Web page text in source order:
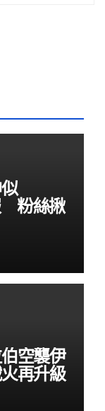
粉絲揪
空襲伊
再升級